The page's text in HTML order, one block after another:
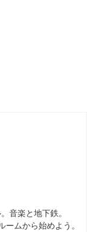
音楽と地下鉄。
ムから始めよう。